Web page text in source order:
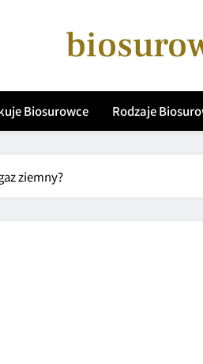
Biosurowce Rodzaje
ziemny?